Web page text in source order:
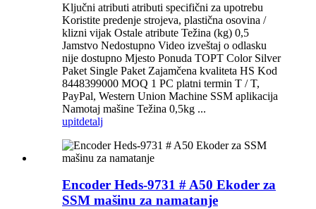
Ključni atributi atributi specifični za upotrebu
Koristite predenje strojeva, plastična osovina /
klizni vijak Ostale atribute Težina (kg) 0,5
Jamstvo Nedostupno Video izveštaj o odlasku
nije dostupno Mjesto Ponuda TOPT Color Silver
Paket Single Paket Zajamčena kvaliteta HS Kod
8448399000 MOQ 1 PC platni termin T / T,
PayPal, Western Union Machine SSM aplikacija
Namotaj mašine Težina 0,5kg ...
upitdetalj
Encoder Heds-9731 # A50 Ekoder za
SSM mašinu za namatanje